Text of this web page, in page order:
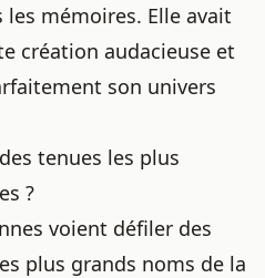
les mémoires. Elle avait
création audacieuse et
son univers
tenues les plus
?
voient défiler des
plus grands noms de la